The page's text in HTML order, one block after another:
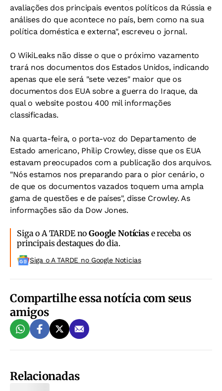
avaliações dos principais eventos políticos da Rússia e
análises do que acontece no país, bem como na sua
política doméstica e externa", escreveu o jornal.
O WikiLeaks não disse o que o próximo vazamento
trará nos documentos dos Estados Unidos, indicando
apenas que ele será "sete vezes" maior que os
documentos dos EUA sobre a guerra do Iraque, da
qual o website postou 400 mil informações
classificadas.
Na quarta-feira, o porta-voz do Departamento de
Estado americano, Philip Crowley, disse que os EUA
estavam preocupados com a publicação dos arquivos.
"Nós estamos nos preparando para o pior cenário, o
de que os documentos vazados toquem uma ampla
gama de questões e de países", disse Crowley. As
informações são da Dow Jones.
Siga o A TARDE noGoogle Notíciase receba os
principais destaques do dia.
Siga o A TARDE no Google Noticias
Compartilhe essa notícia com seus
amigos
Relacionadas